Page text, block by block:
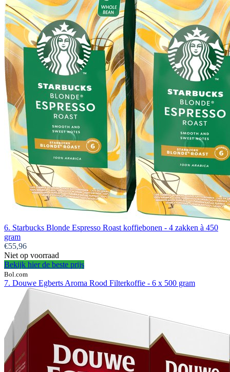
6. Starbucks Blonde Espresso Roast koffiebonen - 4 zakken à 450
gram
€55,96
Niet op voorraad
Bekijk hier de beste prijs
Bol.com
7. Douwe Egberts Aroma Rood Filterkoffie - 6 x 500 gram